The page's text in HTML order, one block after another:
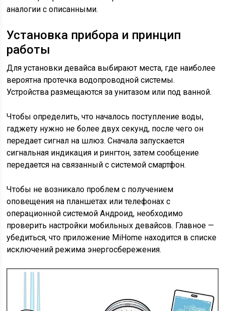
аналогии с описанными.
Установка прибора и принцип
работы
Для установки девайса выбирают места, где наиболее
вероятна протечка водопроводной системы.
Устройства размещаются за унитазом или под ванной.
Чтобы определить, что началось поступление воды,
гаджету нужно не более двух секунд, после чего он
передает сигнал на шлюз. Сначала запускается
сигнальная индикация и рингтон, затем сообщение
передается на связанный с системой смартфон.
Чтобы не возникало проблем с получением
оповещения на планшетах или телефонах с
операционной системой Андроид, необходимо
проверить настройки мобильных девайсов. Главное —
убедиться, что приложение MiHome находится в списке
исключений режима энергосбережения.